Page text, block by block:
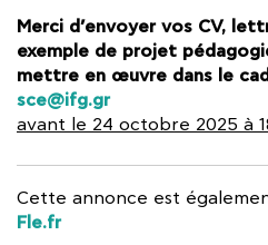
Merci d’envoyer vos CV,
exemple de projet
mettre en œuvre dans le
sce@ifg.gr
avant le 24 octobre 2025 à
Cette annonce est
Fle.fr